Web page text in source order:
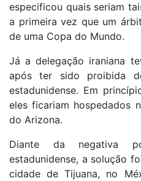
especificou quais seriam
a primeira vez que um
de uma Copa do Mundo.
Já a delegação iraniana
após ter sido proibida
estadunidense. Em
eles ficariam hospedados
do Arizona.
Diante da negativa
estadunidense, a solução
cidade de Tijuana, no